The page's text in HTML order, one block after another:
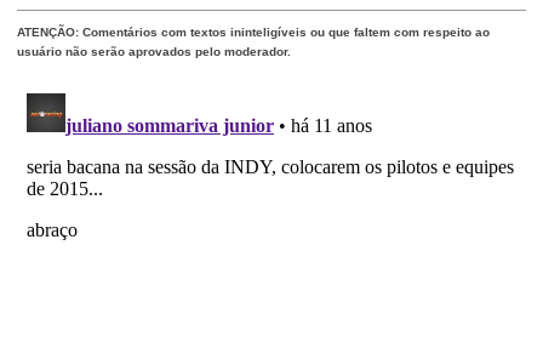
ATENÇÃO: Comentários com textos ininteligíveis ou que faltem com respeito ao
usuário não serão aprovados pelo moderador.